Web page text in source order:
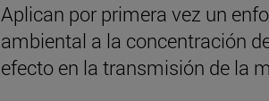
Aplican por primera vez un
ambiental a la concentración
efecto en la transmisión de la